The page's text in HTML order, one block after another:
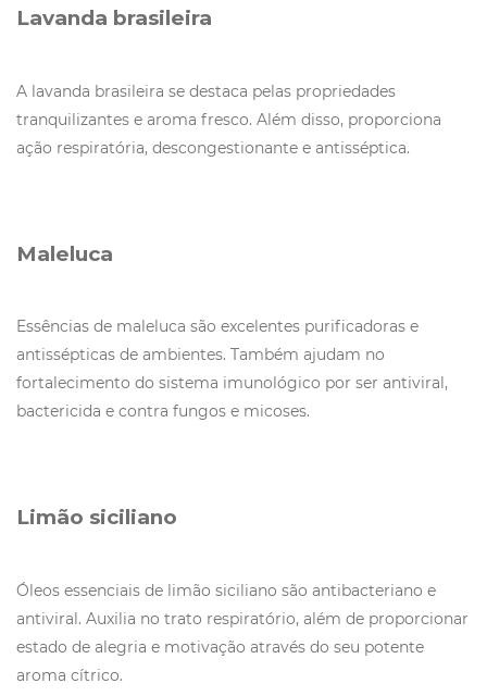
Lavanda brasileira
A lavanda brasileira se destaca pelas propriedades
tranquilizantes e aroma fresco. Além disso, proporciona
ação respiratória, descongestionante e antisséptica.
Maleluca
Essências de maleluca são excelentes purificadoras e
antissépticas de ambientes. Também ajudam no
fortalecimento do sistema imunológico por ser antiviral,
bactericida e contra fungos e micoses.
Limão siciliano
Óleos essenciais de limão siciliano são antibacteriano e
antiviral. Auxilia no trato respiratório, além de proporcionar
estado de alegria e motivação através do seu potente
aroma cítrico.